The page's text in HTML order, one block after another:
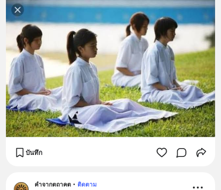
บันทึก
คำจากตถาคต • ติดตาม